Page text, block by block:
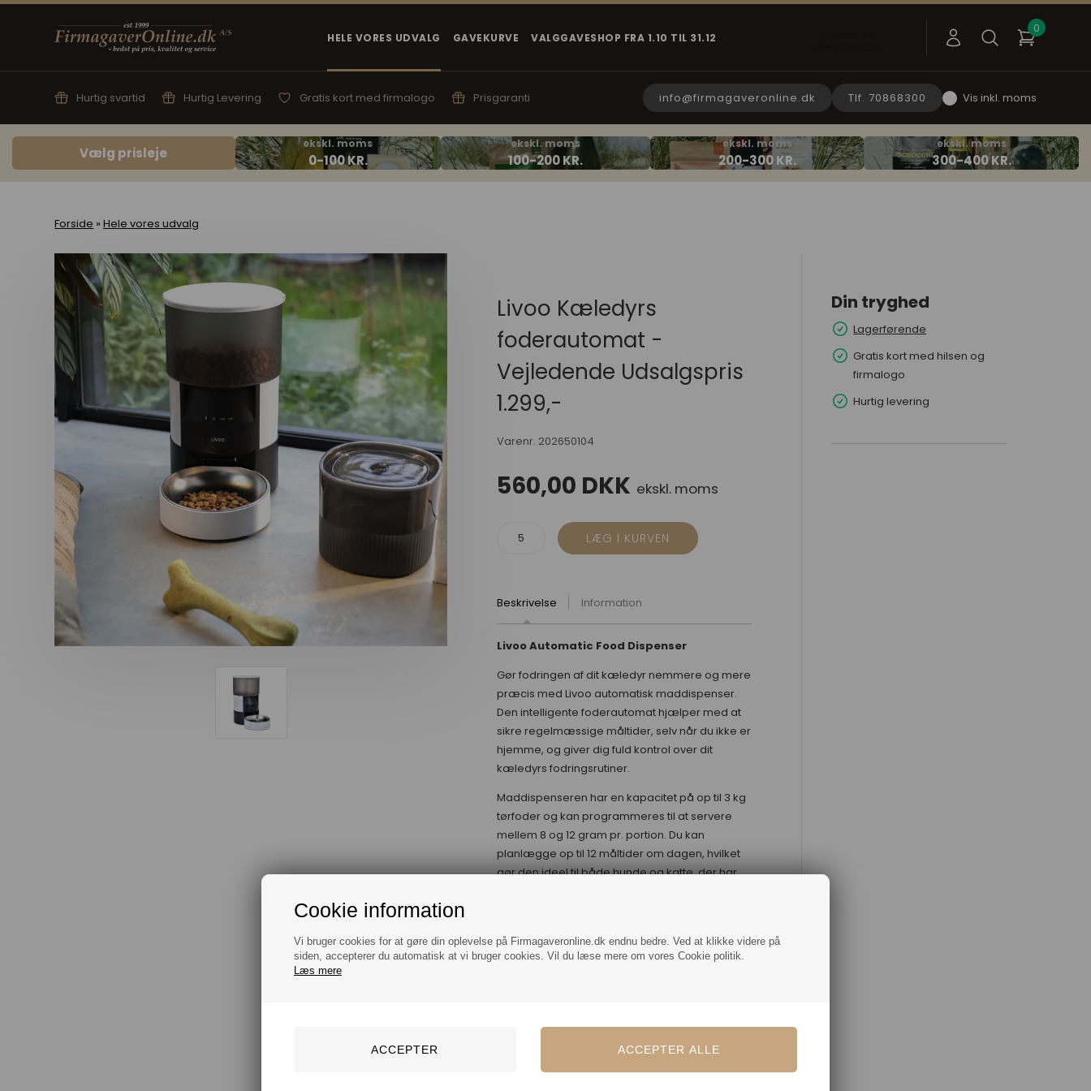
Cookie information
Vi bruger cookies for at gøre din oplevelse på Firmagaveronline.dk endnu bedre. Ved at klikke videre på
siden, accepterer du automatisk at vi bruger cookies. Vil du læse mere om vores Cookie politik.
Læs mere
HELE VORES UDVALG GAVEKURVE VALGGAVESHOP FRA 1.10 TIL 31.12
Hurtig svartid Hurtig Levering Gratis kort med firmalogo Prisgaranti info@firmagaveronline.dk Tlf. 70868300 Vis inkl. moms
Vælg prisleje
Forside »Hele vores udvalg
Livoo Kæledyrs
foderautomat -
Vejledende Udsalgspris
1.299,-
Varenr. 202650104
560,00 DKK ekskl. moms
Beskrivelse Information
Livoo Automatic Food Dispenser
Gør fodringen af dit kæledyr nemmere og mere
præcis med Livoo automatisk maddispenser.
Den intelligente foderautomat hjælper med at
sikre regelmæssige måltider, selv når du ikke er
hjemme, og giver dig fuld kontrol over dit
kæledyrs fodringsrutiner.
Maddispenseren har en kapacitet på op til 3 kg
tørfoder og kan programmeres til at servere
mellem 8 og 12 gram pr. portion. Du kan
planlægge op til 12 måltider om dagen, hvilket
gør den ideel til både hunde og katte, der har
iOS og Android, kan du nemt styre og overvåge
fodringen direkte fra din smartphone. Appen
For ekstra tryghed kan du optage en personlig
Din tryghed
Lagerførende
Gratis kort med hilsen og
firmalogo
Hurtig levering